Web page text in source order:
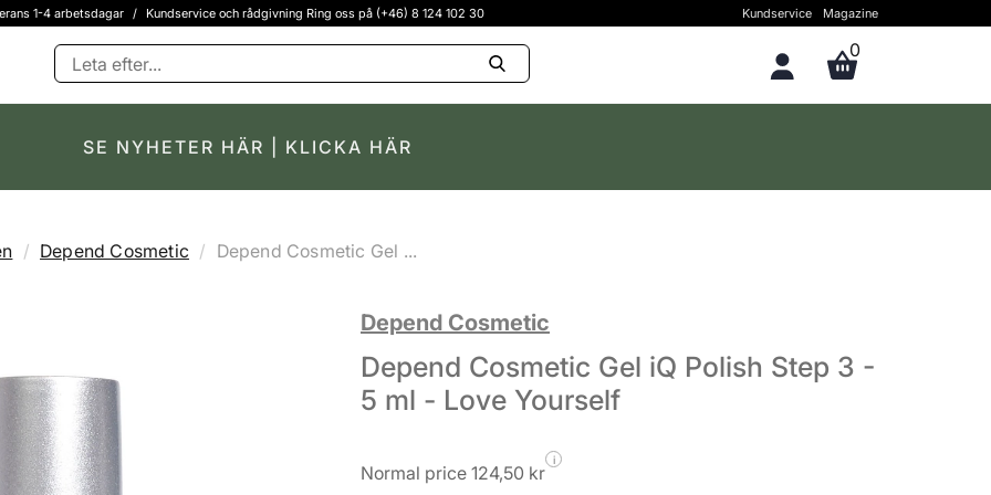
1-4 arbetsdagar / Kundservice och rådgivning Ring oss på (+46) 8 124 102 30 Kundservice Magazine
0
SE NYHETER HÄR | KLICKA HÄR
Depend Cosmetic Depend Cosmetic Gel ...
Depend Cosmetic
Depend Cosmetic Gel iQ Polish Step 3 -
5 ml - Love Yourself
Normal price 124,50 kr
i